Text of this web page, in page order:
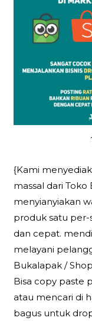
{Kami
massal dari
menyianyiakan
produk satu per-
dan cepat.
melayani
Bukalapak /
Bisa copy paste
atau mencari di
bagus untuk